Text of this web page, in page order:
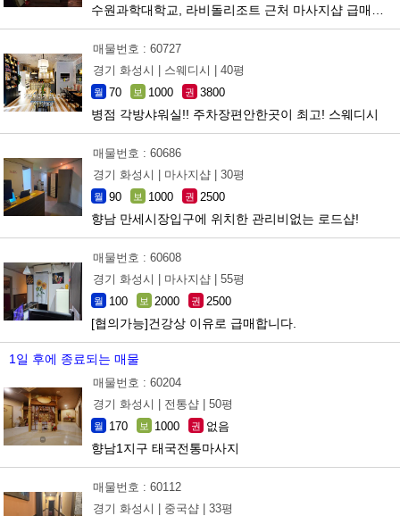
매물번호 : 60727
경기 화성시 |
스웨디시 | 40평
월 70 보 1000 권 3800
병점 각방샤워실!! 주차장편안한곳이 최고! 스웨디시
매물번호 : 60686
경기 화성시 |
마사지샵 | 30평
월 90 보 1000 권 2500
향남 만세시장입구에 위치한 관리비없는 로드샵!
매물번호 : 60608
경기 화성시 |
마사지샵 | 55평
월 100 보 2000 권 2500
[협의가능]건강상 이유로 급매합니다.
1일 후에 종료되는 매물
매물번호 : 60204
경기 화성시 |
전통샵 | 50평
월 170 보 1000 권 없음
향남1지구 태국전통마사지
매물번호 : 60112
경기 화성시 |
중국샵 | 33평